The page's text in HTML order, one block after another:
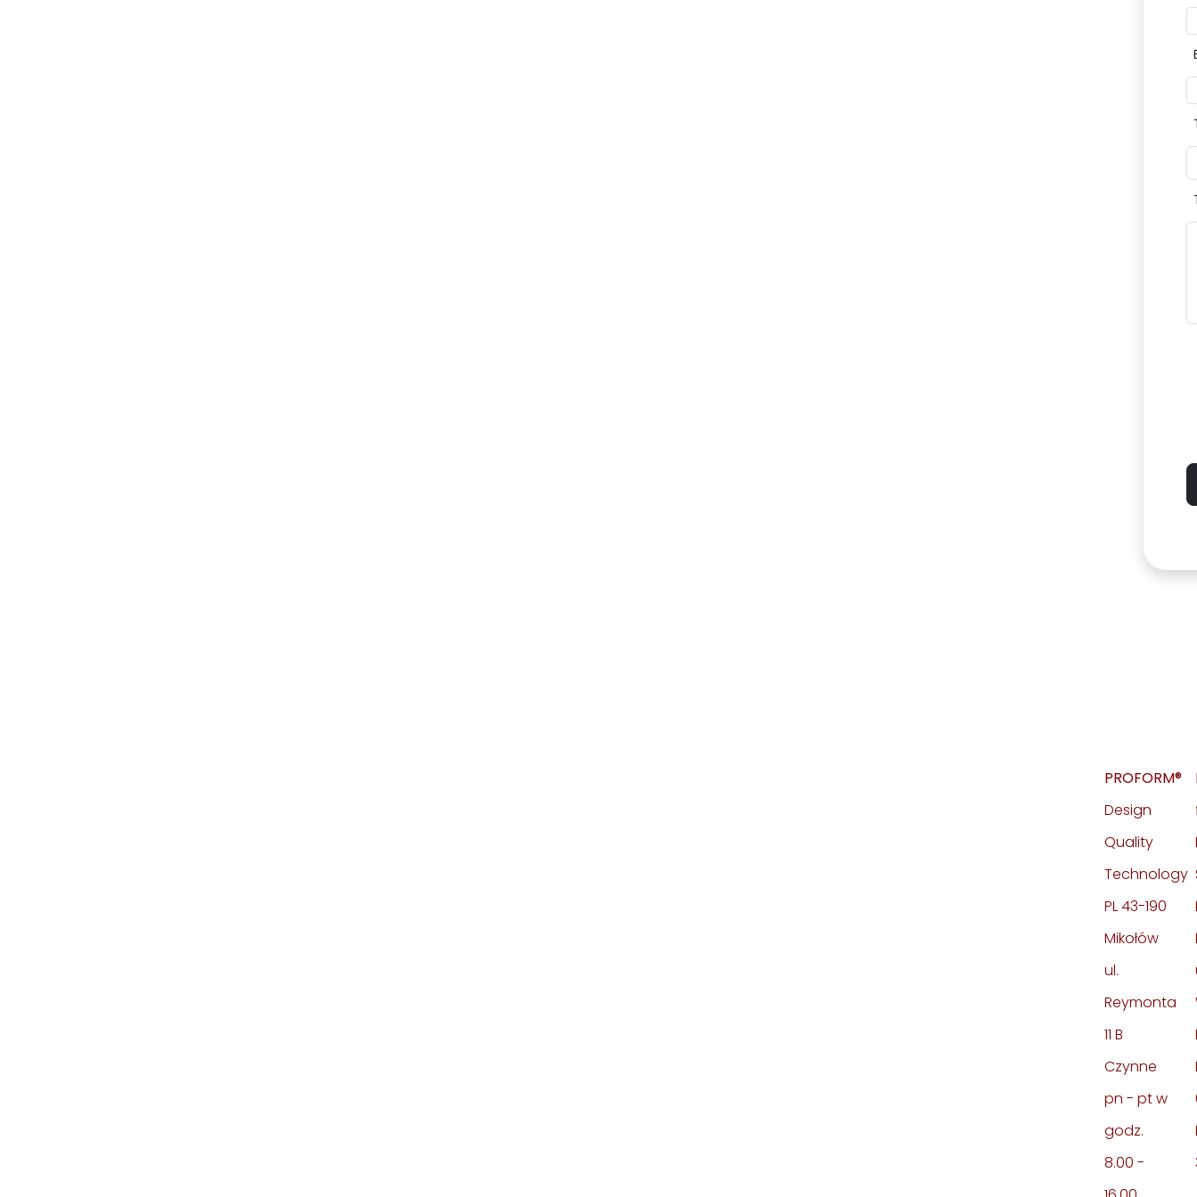
PROFORM®
Design
Quality
Technology
PL 43-190
Mikołów
ul.
Reymonta
11 B
Czynne
pn - pt w
godz.
8.00 -